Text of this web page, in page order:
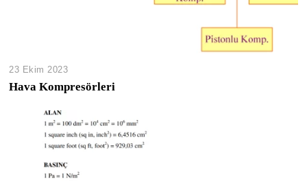
23 Ekim 2023
Hava Kompresörleri